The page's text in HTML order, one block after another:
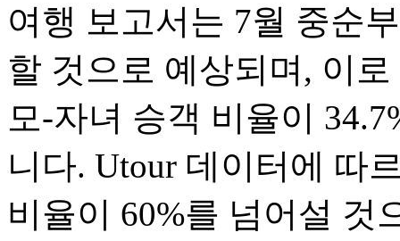
여행 보고서는 7월 중순
할 것으로 예상되며, 이
모-자녀 승객 비율이
니다. Utour 데이터에 따
비율이 60%를 넘어설 것